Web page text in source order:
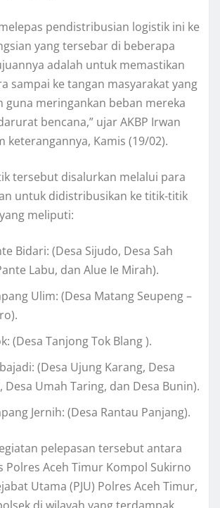
pendistribusian logistik ini ke
yang tersebar di beberapa
adalah untuk memastikan
sampai ke tangan masyarakat yang
guna meringankan beban mereka
bencana,” ujar AKBP Irwan
keterangannya, Kamis (19/02).
tersebut disalurkan melalui para
untuk didistribusikan ke titik-titik
meliputi:
Bidari: (Desa Sijudo, Desa Sah
Labu, dan Alue Ie Mirah).
Ulim: (Desa Matang Seupeng –
(Desa Tanjong Tok Blang ).
(Desa Ujung Karang, Desa
Desa Umah Taring, dan Desa Bunin).
Jernih: (Desa Rantau Panjang).
pelepasan tersebut antara
Polres Aceh Timur Kompol Sukirno
Utama (PJU) Polres Aceh Timur,